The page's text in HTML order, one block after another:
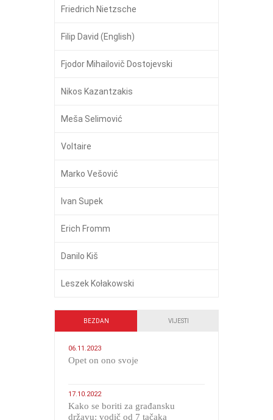
Friedrich Nietzsche
Filip David (English)
Fjodor Mihailovič Dostojevski
Nikos Kazantzakis
Meša Selimović
Voltaire
Marko Vešović
Ivan Supek
Erich Fromm
Danilo Kiš
Leszek Kołakowski
BEZDAN VIJESTI
06.11.2023
​Opet on ono svoje
17.10.2022
Kako se boriti za građansku
državu: vodič od 7 tačaka